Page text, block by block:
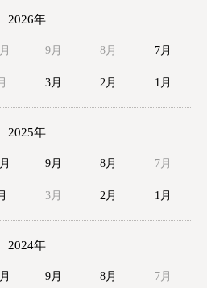
2026年
9月 8月 7月
3月 2月 1月
2025年
9月 8月 7月
3月 2月 1月
2024年
9月 8月 7月